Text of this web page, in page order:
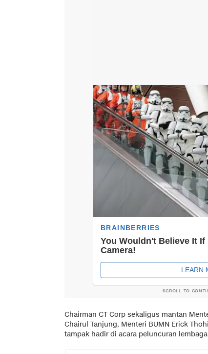
SCROLL TO
Chairman CT Corp sekaligus mantan
Chairul Tanjung, Menteri BUMN Erick
tampak hadir di acara peluncuran